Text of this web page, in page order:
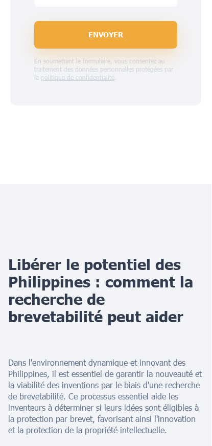
ENVOYER
En soumettant le formulaire, vous consentez au
traitement des données personnelles protégées par
la politique de confidentialité.
Libérer le potentiel des
Philippines : comment la
recherche de
brevetabilité peut aider
Dans l'environnement dynamique et innovant des
Philippines, il est essentiel de garantir la nouveauté et
la viabilité des inventions par le biais d'une recherche
de brevetabilité. Ce processus essentiel aide les
inventeurs à déterminer si leurs idées sont éligibles à
la protection par brevet, favorisant ainsi l'innovation
et la protection de la propriété intellectuelle.